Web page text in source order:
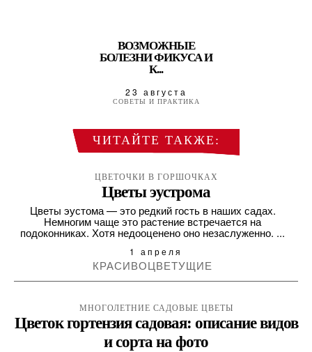
ВОЗМОЖНЫЕ
БОЛЕЗНИ ФИКУСА И
К...
23 августа
СОВЕТЫ И ПРАКТИКА
ЧИТАЙТЕ ТАКЖЕ:
ЦВЕТОЧКИ В ГОРШОЧКАХ
Цветы эустрома
Цветы эустома — это редкий гость в наших садах.
Немногим чаще это растение встречается на
подоконниках. Хотя недооценено оно незаслуженно. ...
1 апреля
КРАСИВОЦВЕТУЩИЕ
МНОГОЛЕТНИЕ САДОВЫЕ ЦВЕТЫ
Цветок гортензия садовая: описание видов
и сорта на фото